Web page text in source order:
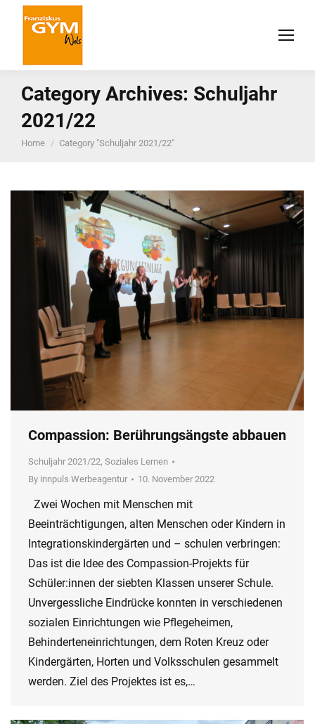
Category Archives: Schuljahr
2021/22
You are here:
Home Category "Schuljahr 2021/22"
Compassion: Berührungsängste abbauen
Schuljahr 2021/22, Soziales Lernen
By innpuls Werbeagentur 10. November 2022
Zwei Wochen mit Menschen mit
Beeinträchtigungen, alten Menschen oder Kindern in
Integrationskindergärten und – schulen verbringen:
Das ist die Idee des Compassion-Projekts für
Schüler:innen der siebten Klassen unserer Schule.
Unvergessliche Eindrücke konnten in verschiedenen
sozialen Einrichtungen wie Pflegeheimen,
Behinderteneinrichtungen, dem Roten Kreuz oder
Kindergärten, Horten und Volksschulen gesammelt
werden. Ziel des Projektes ist es,…